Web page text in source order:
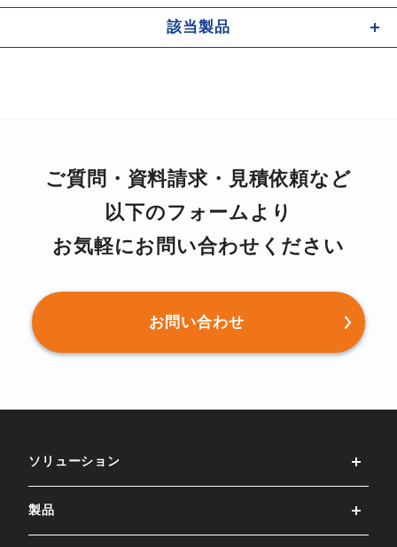
該当製品
ご質問・資料請求・⾒積依頼など
以下のフォームより
お気軽にお問い合わせください
お問い合わせ
ソリューション
製品